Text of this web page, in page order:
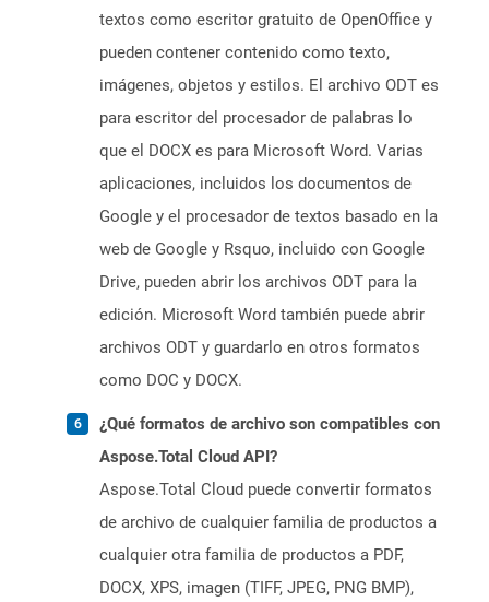
textos como escritor gratuito de OpenOffice y
pueden contener contenido como texto,
imágenes, objetos y estilos. El archivo ODT es
para escritor del procesador de palabras lo
que el DOCX es para Microsoft Word. Varias
aplicaciones, incluidos los documentos de
Google y el procesador de textos basado en la
web de Google y Rsquo, incluido con Google
Drive, pueden abrir los archivos ODT para la
edición. Microsoft Word también puede abrir
archivos ODT y guardarlo en otros formatos
como DOC y DOCX.
¿Qué formatos de archivo son compatibles con
Aspose.Total Cloud API?
Aspose.Total Cloud puede convertir formatos
de archivo de cualquier familia de productos a
cualquier otra familia de productos a PDF,
DOCX, XPS, imagen (TIFF, JPEG, PNG BMP),